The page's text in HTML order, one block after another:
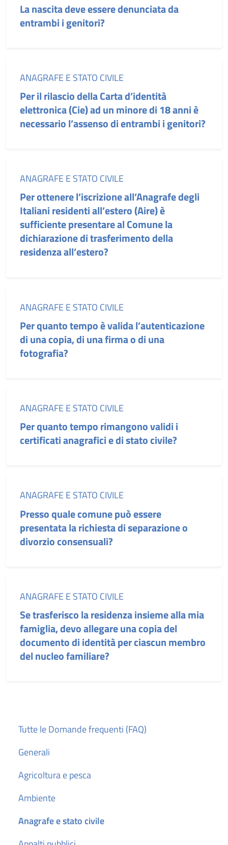
La nascita deve essere denunciata da
entrambi i genitori?
Categoria:
ANAGRAFE E STATO CIVILE
Per il rilascio della Carta d’identità
elettronica (Cie) ad un minore di 18 anni è
necessario l’assenso di entrambi i genitori?
Categoria:
ANAGRAFE E STATO CIVILE
Per ottenere l’iscrizione all’Anagrafe degli
Italiani residenti all’estero (Aire) è
sufficiente presentare al Comune la
dichiarazione di trasferimento della
residenza all’estero?
Categoria:
ANAGRAFE E STATO CIVILE
Per quanto tempo è valida l’autenticazione
di una copia, di una firma o di una
fotografia?
Categoria:
ANAGRAFE E STATO CIVILE
Per quanto tempo rimangono validi i
certificati anagrafici e di stato civile?
Categoria:
ANAGRAFE E STATO CIVILE
Presso quale comune può essere
presentata la richiesta di separazione o
divorzio consensuali?
Categoria:
ANAGRAFE E STATO CIVILE
Se trasferisco la residenza insieme alla mia
famiglia, devo allegare una copia del
documento di identità per ciascun membro
del nucleo familiare?
Tutte le Domande frequenti (FAQ)
Generali
Agricoltura e pesca
Ambiente
Anagrafe e stato civile